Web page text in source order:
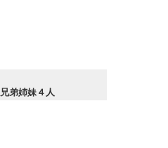
兄弟姉妹４人